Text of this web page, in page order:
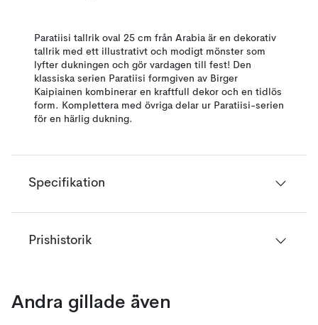
Paratiisi tallrik oval 25 cm från Arabia är en dekorativ
tallrik med ett illustrativt och modigt mönster som
lyfter dukningen och gör vardagen till fest! Den
klassiska serien Paratiisi formgiven av Birger
Kaipiainen kombinerar en kraftfull dekor och en tidlös
form. Komplettera med övriga delar ur Paratiisi-serien
för en härlig dukning.
Specifikation
Prishistorik
Andra gillade även